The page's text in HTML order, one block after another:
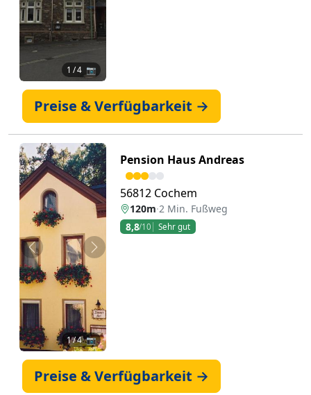
1 / 4 📷
Preise & Verfügbarkeit →
Zurück Weiter
1/ 4 📷
Pension Haus Andreas
56812 Cochem
120m·2 Min. Fußweg
8,8/10 Sehr gut
Preise & Verfügbarkeit →